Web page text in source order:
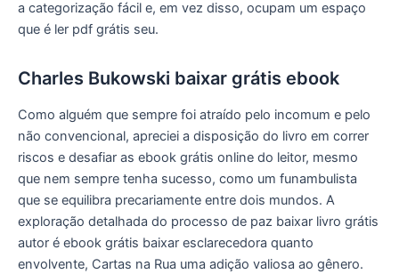
a categorização fácil e, em vez disso, ocupam um espaço
que é ler pdf grátis seu.
Charles Bukowski baixar grátis ebook
Como alguém que sempre foi atraído pelo incomum e pelo
não convencional, apreciei a disposição do livro em correr
riscos e desafiar as ebook grátis online do leitor, mesmo
que nem sempre tenha sucesso, como um funambulista
que se equilibra precariamente entre dois mundos. A
exploração detalhada do processo de paz baixar livro grátis
autor é ebook grátis baixar esclarecedora quanto
envolvente, Cartas na Rua uma adição valiosa ao gênero.